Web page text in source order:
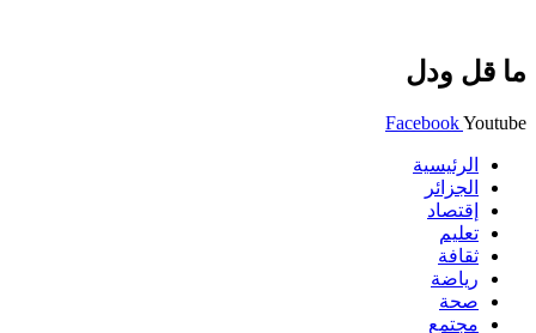
ما قل ودل
FacebookYoutube
الرئيسية
الجزائر
إقتصاد
تعليم
ثقافة
رياضة
صحة
مجتمع